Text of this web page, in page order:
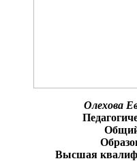
Олехова
Высшая